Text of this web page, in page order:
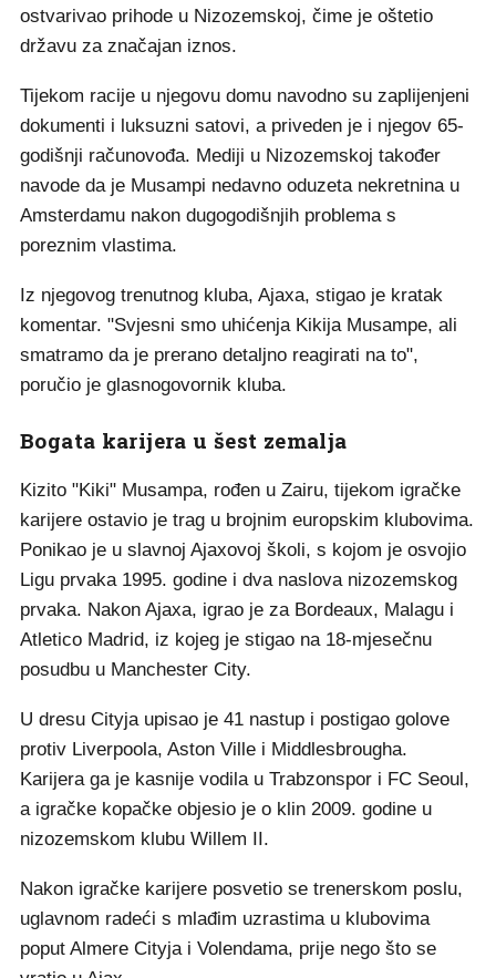
ostvarivao prihode u Nizozemskoj, čime je oštetio
državu za značajan iznos.
Tijekom racije u njegovu domu navodno su zaplijenjeni
dokumenti i luksuzni satovi, a priveden je i njegov 65-
godišnji računovođa. Mediji u Nizozemskoj također
navode da je Musampi nedavno oduzeta nekretnina u
Amsterdamu nakon dugogodišnjih problema s
poreznim vlastima.
Iz njegovog trenutnog kluba, Ajaxa, stigao je kratak
komentar. "Svjesni smo uhićenja Kikija Musampe, ali
smatramo da je prerano detaljno reagirati na to",
poručio je glasnogovornik kluba.
Bogata karijera u šest zemalja
Kizito "Kiki" Musampa, rođen u Zairu, tijekom igračke
karijere ostavio je trag u brojnim europskim klubovima.
Ponikao je u slavnoj Ajaxovoj školi, s kojom je osvojio
Ligu prvaka 1995. godine i dva naslova nizozemskog
prvaka. Nakon Ajaxa, igrao je za Bordeaux, Malagu i
Atletico Madrid, iz kojeg je stigao na 18-mjesečnu
posudbu u Manchester City.
U dresu Cityja upisao je 41 nastup i postigao golove
protiv Liverpoola, Aston Ville i Middlesbrougha.
Karijera ga je kasnije vodila u Trabzonspor i FC Seoul,
a igračke kopačke objesio je o klin 2009. godine u
nizozemskom klubu Willem II.
Nakon igračke karijere posvetio se trenerskom poslu,
uglavnom radeći s mlađim uzrastima u klubovima
poput Almere Cityja i Volendama, prije nego što se